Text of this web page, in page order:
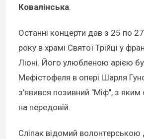
Ковалінська.
Останні концерти дав з 25 по
року в храмі Святої Трійці у
Ліоні. Його улюбленою арією
Мефістофеля в опері Шарля
з'явився позивний "Міф", з яким
на передовій.
Сліпак відомий волонтерською